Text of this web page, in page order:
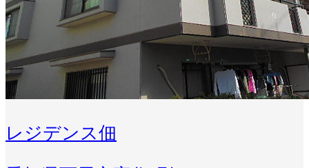
レジデンス佃